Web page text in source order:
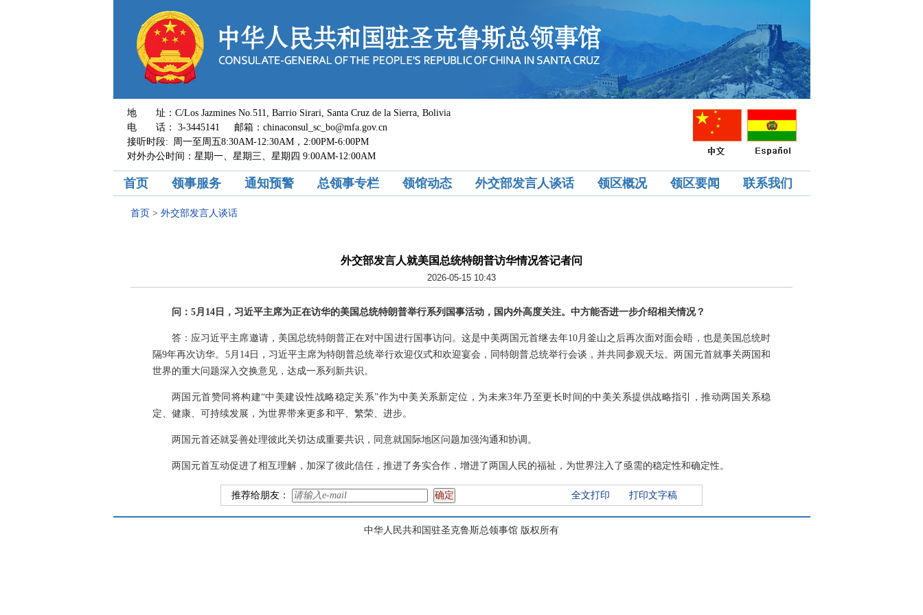
地 址：C/Los Jazmines No.511, Barrio Sirari, Santa Cruz de la Sierra, Bolivia
电 话： 3-3445141 邮箱：chinaconsul_sc_bo@mfa.gov.cn
接听时段: 周一至周五8:30AM-12:30AM，2:00PM-6:00PM
对外办公时间：星期一、星期三、星期四 9:00AM-12:00AM
首页 领事服务 通知预警 总领事专栏 领馆动态 外交部发言人谈话 领区概况 领区要闻 联系我们
首页 > 外交部发言人谈话
外交部发言人就美国总统特朗普访华情况答记者问
2026-05-15 10:43
问：5月14日，习近平主席为正在访华的美国总统特朗普举行系列国事活动，国内外高度关注。中方能否进一步介绍相关情况？
答：应习近平主席邀请，美国总统特朗普正在对中国进行国事访问。这是中美两国元首继去年10月釜山之后再次面对面会晤，也是美国总统时
隔9年再次访华。5月14日，习近平主席为特朗普总统举行欢迎仪式和欢迎宴会，同特朗普总统举行会谈，并共同参观天坛。两国元首就事关两国和
世界的重大问题深入交换意见，达成一系列新共识。
两国元首赞同将构建“中美建设性战略稳定关系”作为中美关系新定位，为未来3年乃至更长时间的中美关系提供战略指引，推动两国关系稳
定、健康、可持续发展，为世界带来更多和平、繁荣、进步。
两国元首还就妥善处理彼此关切达成重要共识，同意就国际地区问题加强沟通和协调。
两国元首互动促进了相互理解，加深了彼此信任，推进了务实合作，增进了两国人民的福祉，为世界注入了亟需的稳定性和确定性。
推荐给朋友： 全文打印 打印文字稿
中华人民共和国驻圣克鲁斯总领事馆 版权所有